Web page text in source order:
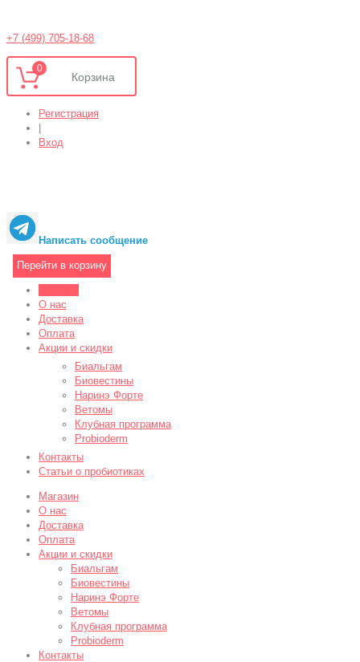
+7 (499) 705-18-68
0
Регистрация
Вход
Написать сообщение
Перейти в корзину
О нас
Доставка
Оплата
Акции и скидки
Биальгам
Биовестины
Наринэ Форте
Ветомы
Клубная программа
Probioderm
Контакты
Статьи о пробиотиках
Магазин
О нас
Доставка
Оплата
Акции и скидки
Биальгам
Биовестины
Наринэ Форте
Ветомы
Клубная программа
Probioderm
Контакты